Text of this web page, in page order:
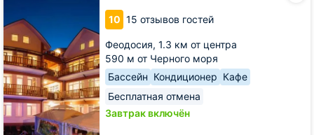
10 15 отзывов гостей
Феодосия, 1.3 км от центра
590 м от Черного моря
Бассейн Кондиционер Кафе
Бесплатная отмена
Завтрак включён
море